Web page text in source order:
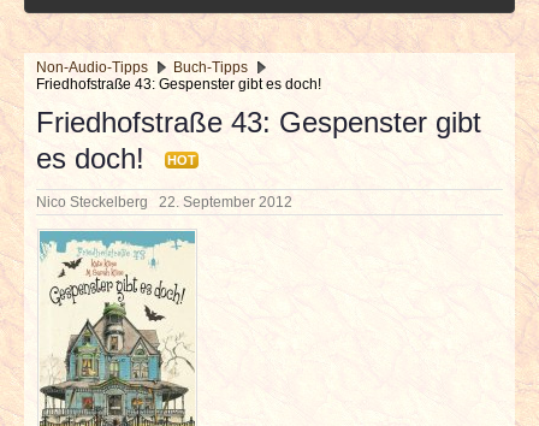
NEUESTE ARTIKEL
NEWS & DATES
BERICHTE
VERLOSUNGEN
INTERVIEWS
SPECIALS
Non-Audio-Tipps
Buch-Tipps
Friedhofstraße 43: Gespenster gibt es doch!
Friedhofstraße 43: Gespenster gibt
es doch!
HOT
Nico Steckelberg 22. September 2012